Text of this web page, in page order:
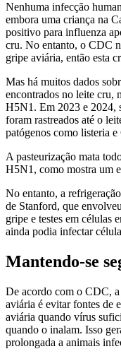
Nenhuma infecção
embora uma criança na
positivo para influenza
cru. No entanto, o CDC
gripe aviária, então esta
Mas há muitos dados
encontrados no leite cru,
H5N1. Em 2023 e 2024,
foram rastreados até o
patógenos como listeria
A pasteurização mata
H5N1, como mostra um
No entanto, a
de Stanford, que
gripe e testes em células
ainda podia infectar
Mantendo-se
De acordo com o CDC,
aviária é evitar fontes de
aviária quando vírus
quando o inalam. Isso
prolongada a animais